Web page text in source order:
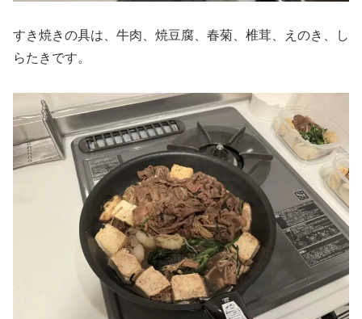
すき焼きの具は、牛肉、焼豆腐、春菊、椎茸、えのき、し
らたきです。